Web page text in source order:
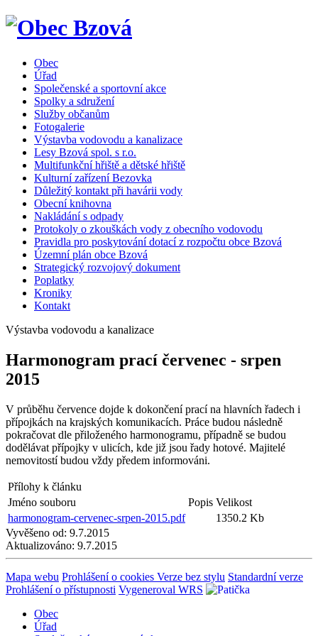
Obec
Úřad
Společenské a sportovní akce
Spolky a sdružení
Služby občanům
Fotogalerie
Výstavba vodovodu a kanalizace
Lesy Bzová spol. s r.o.
Multifunkční hřiště a dětské hřiště
Kulturní zařízení Bezovka
Důležitý kontakt při havárii vody
Obecní knihovna
Nakládání s odpady
Protokoly o zkouškách vody z obecního vodovodu
Pravidla pro poskytování dotací z rozpočtu obce Bzová
Územní plán obce Bzová
Strategický rozvojový dokument
Poplatky
Kroniky
Kontakt
Výstavba vodovodu a kanalizace
Harmonogram prací červenec - srpen
2015
V průběhu července dojde k dokončení prací na hlavních řadech i
přípojkách na krajských komunikacích. Práce budou následně
pokračovat dle přiloženého harmonogramu, případně se budou
dodělávat přípojky v ulicích, kde již jsou řady hotové. Majitelé
nemovitostí budou vždy předem informováni.
Přílohy k článku
Jméno souboru
Popis Velikost
harmonogram-cervenec-srpen-2015.pdf
1350.2 Kb
Vyvěšeno od: 9.7.2015
Aktualizováno: 9.7.2015
Mapa webu Prohlášení o cookies Verze bez stylu Standardní verze
Prohlášení o přístupnosti Vygeneroval WRS
Obec
Úřad